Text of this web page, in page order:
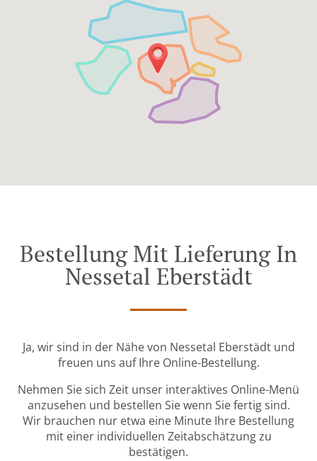
Bestellung Mit Lieferung In
Nessetal Eberstädt
Ja, wir sind in der Nähe von Nessetal Eberstädt und
freuen uns auf Ihre Online-Bestellung.
Nehmen Sie sich Zeit unser interaktives Online-Menü
anzusehen und bestellen Sie wenn Sie fertig sind.
Wir brauchen nur etwa eine Minute Ihre Bestellung
mit einer individuellen Zeitabschätzung zu
bestätigen.